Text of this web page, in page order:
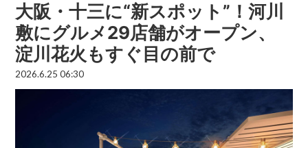
大阪・十三に“新スポット”！河川
敷にグルメ29店舗がオープン、
淀川花火もすぐ目の前で
2026.6.25 06:30